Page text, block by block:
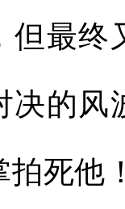
但最终
决的风
拍死他